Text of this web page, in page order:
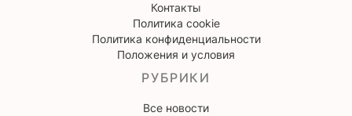
Контакты
Политика cookie
Политика конфиденциальности
Положения и условия
РУБРИКИ
Все новости